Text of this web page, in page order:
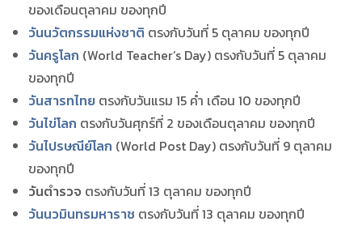
ของเดือนตุลาคม ของทุกปี
วันนวัตกรรมแห่งชาติ ตรงกับวันที่ 5 ตุลาคม ของทุกปี
วันครูโลก (World Teacher’s Day) ตรงกับวันที่ 5 ตุลาคม
ของทุกปี
วันสารทไทย ตรงกับวันแรม 15 ค่ำ เดือน 10 ของทุกปี
วันไข่โลก ตรงกับวันศุกร์ที่ 2 ของเดือนตุลาคม ของทุกปี
วันไปรษณีย์โลก (World Post Day) ตรงกับวันที่ 9 ตุลาคม
ของทุกปี
วันตำรวจ ตรงกับวันที่ 13 ตุลาคม ของทุกปี
วันนวมินทรมหาราช ตรงกับวันที่ 13 ตุลาคม ของทุกปี